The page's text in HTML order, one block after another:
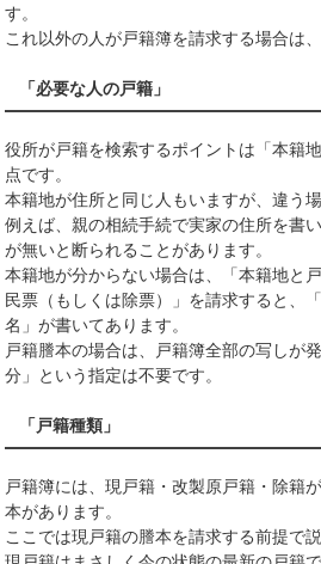
す。
これ以外の人が戸籍簿を請求する場合は
「必要な人の戸籍」
役所が戸籍を検索するポイントは「本籍
点です。
本籍地が住所と同じ人もいますが、違う
例えば、親の相続手続で実家の住所を書
が無いと断られることがあります。
本籍地が分からない場合は、「本籍地と
民票（もしくは除票）」を請求すると、
名」が書いてあります。
戸籍謄本の場合は、戸籍簿全部の写しが
分」という指定は不要です。
「戸籍種類」
戸籍簿には、現戸籍・改製原戸籍・除籍
本があります。
ここでは現戸籍の謄本を請求する前提で